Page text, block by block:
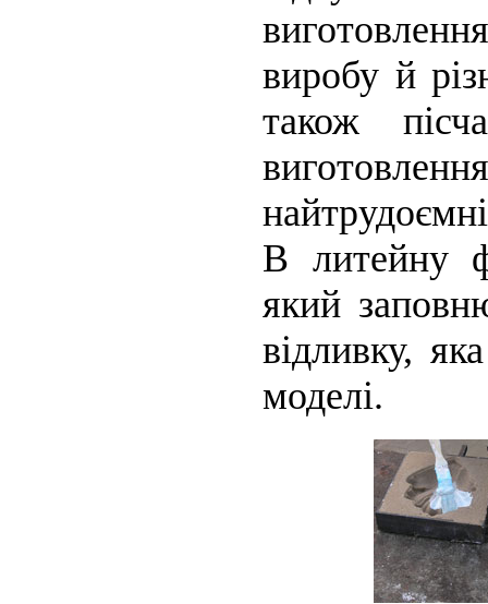
виробу й
також
В литейну
який
відливку,
моделі.